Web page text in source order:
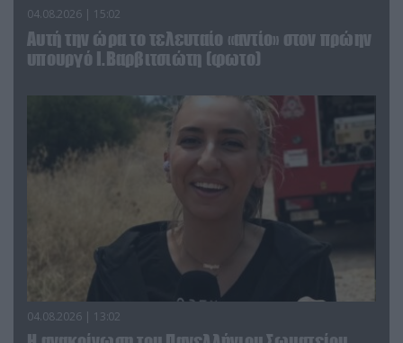
04.08.2026 | 15:02
Αυτή την ώρα το τελευταίο «αντίο» στον πρώην
υπουργό Ι.Βαρβιτσιώτη (φωτο)
04.08.2026 | 13:02